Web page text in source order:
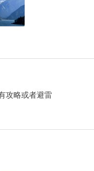
攻略或者避雷